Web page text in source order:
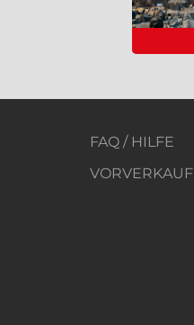
FAQ / HILFE
VORVERKAUF